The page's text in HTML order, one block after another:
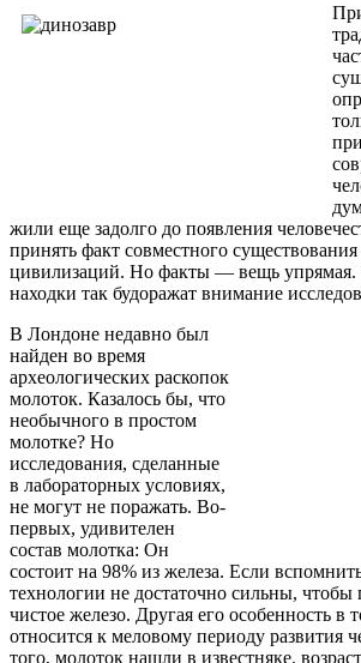
жили еще задолго до появления
принять факт совместного существования
цивилизаций. Но факты — вещь упрямая.
находки так будоражат внимание
В Лондоне недавно был
найден во время
археологических раскопок
молоток. Казалось бы, что
необычного в простом
молотке? Но
исследования, сделанные
в лабораторных условиях,
не могут не поражать. Во-
первых, удивителен
состав молотка: Он
состоит на 98% из железа. Если
технологии не достаточно сильны, чтобы
чистое железо. Другая его особенность в
относится к меловому периоду развития
того, молоток нашли в известняке,